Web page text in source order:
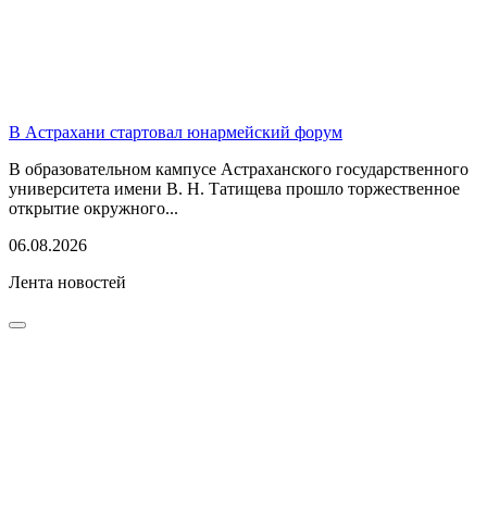
В Астрахани стартовал юнармейский форум
В образовательном кампусе Астраханского государственного
университета имени В. Н. Татищева прошло торжественное
открытие окружного...
06.08.2026
Лента новостей